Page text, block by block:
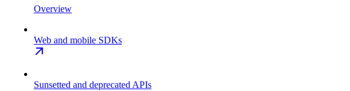
Overview
Web and mobile SDKs
Sunsetted and deprecated APIs